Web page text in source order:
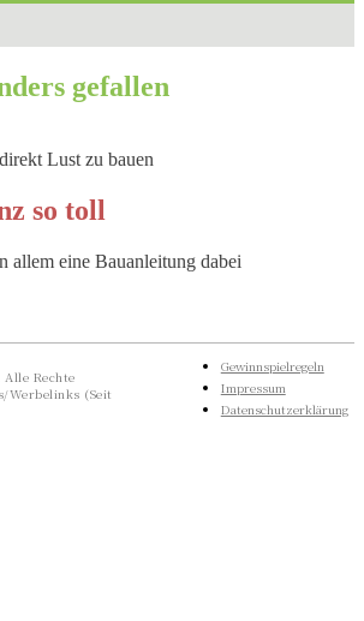
gefallen
Lust zu bauen
so toll
allem eine Bauanleitung dabei
Alle Rechte
Werbelinks (Seit
Gewinnspielregeln
Impressum
Datenschutzerklärung